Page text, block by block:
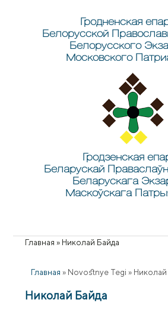
Гродненская
Белорусской
Белорусского
Московского
Гродзенская
Беларускай
Беларускага
Маскоўскага
Главная » Николай Байда
Главная » Novostnye Tegi » Николай
Николай Байда